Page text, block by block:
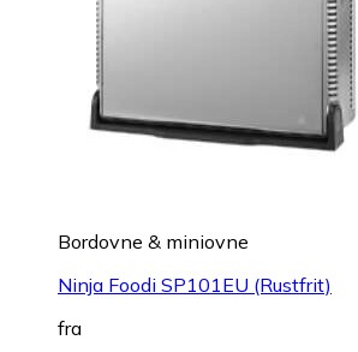
Bordovne & miniovne
Ninja Foodi SP101EU (Rustfrit)
fra